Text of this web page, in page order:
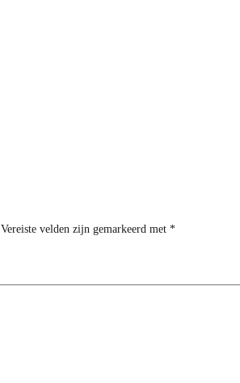
Vereiste velden zijn gemarkeerd met *